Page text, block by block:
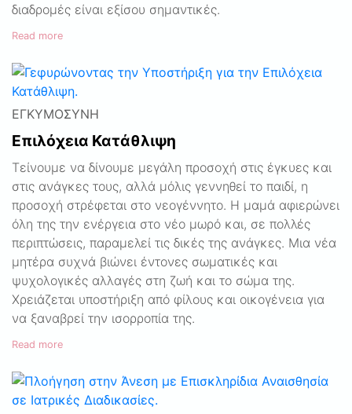
διαδρομές είναι εξίσου σημαντικές.
Read more
ΕΓΚΥΜΟΣΎΝΗ
Επιλόχεια Κατάθλιψη
Τείνουμε να δίνουμε μεγάλη προσοχή στις έγκυες και
στις ανάγκες τους, αλλά μόλις γεννηθεί το παιδί, η
προσοχή στρέφεται στο νεογέννητο. Η μαμά αφιερώνει
όλη της την ενέργεια στο νέο μωρό και, σε πολλές
περιπτώσεις, παραμελεί τις δικές της ανάγκες. Μια νέα
μητέρα συχνά βιώνει έντονες σωματικές και
ψυχολογικές αλλαγές στη ζωή και το σώμα της.
Χρειάζεται υποστήριξη από φίλους και οικογένεια για
να ξαναβρεί την ισορροπία της.
Read more